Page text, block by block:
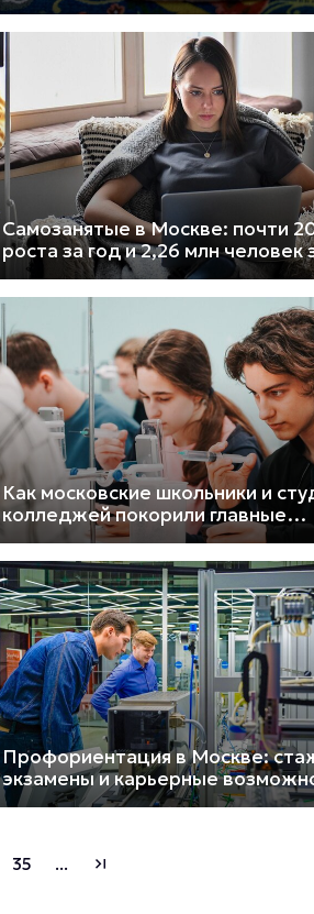
Самозанятые в Москве: почти
роста за год и 2,26 млн человек
Как московские школьники и
колледжей покорили главные
соревнования 2025 года
Профориентация в Москве:
экзамены и карьерные
молодёжи
35 ... last_page